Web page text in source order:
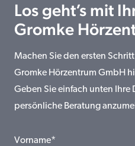
Los geht’s mit
Gromke
Machen Sie den ersten
Gromke Hörzentrum GmbH
Geben Sie einfach unten Ihre
persönliche Beratung
Vorname*